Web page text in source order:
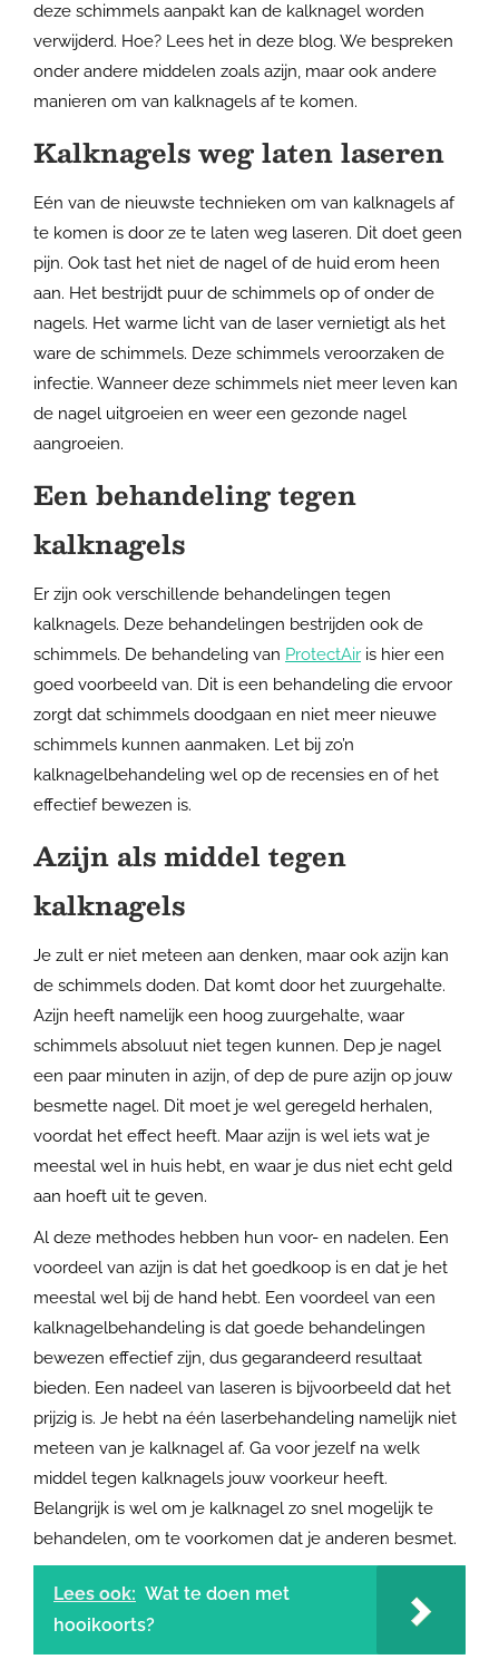
deze schimmels aanpakt kan de kalknagel worden
verwijderd. Hoe? Lees het in deze blog. We bespreken
onder andere middelen zoals azijn, maar ook andere
manieren om van kalknagels af te komen.
Kalknagels weg laten laseren
Eén van de nieuwste technieken om van kalknagels af
te komen is door ze te laten weg laseren. Dit doet geen
pijn. Ook tast het niet de nagel of de huid erom heen
aan. Het bestrijdt puur de schimmels op of onder de
nagels. Het warme licht van de laser vernietigt als het
ware de schimmels. Deze schimmels veroorzaken de
infectie. Wanneer deze schimmels niet meer leven kan
de nagel uitgroeien en weer een gezonde nagel
aangroeien.
Een behandeling tegen
kalknagels
Er zijn ook verschillende behandelingen tegen
kalknagels. Deze behandelingen bestrijden ook de
schimmels. De behandeling van ProtectAir is hier een
goed voorbeeld van. Dit is een behandeling die ervoor
zorgt dat schimmels doodgaan en niet meer nieuwe
schimmels kunnen aanmaken. Let bij zo’n
kalknagelbehandeling wel op de recensies en of het
effectief bewezen is.
Azijn als middel tegen
kalknagels
Je zult er niet meteen aan denken, maar ook azijn kan
de schimmels doden. Dat komt door het zuurgehalte.
Azijn heeft namelijk een hoog zuurgehalte, waar
schimmels absoluut niet tegen kunnen. Dep je nagel
een paar minuten in azijn, of dep de pure azijn op jouw
besmette nagel. Dit moet je wel geregeld herhalen,
voordat het effect heeft. Maar azijn is wel iets wat je
meestal wel in huis hebt, en waar je dus niet echt geld
aan hoeft uit te geven.
Al deze methodes hebben hun voor- en nadelen. Een
voordeel van azijn is dat het goedkoop is en dat je het
meestal wel bij de hand hebt. Een voordeel van een
kalknagelbehandeling is dat goede behandelingen
bewezen effectief zijn, dus gegarandeerd resultaat
bieden. Een nadeel van laseren is bijvoorbeeld dat het
prijzig is. Je hebt na één laserbehandeling namelijk niet
meteen van je kalknagel af. Ga voor jezelf na welk
middel tegen kalknagels jouw voorkeur heeft.
Belangrijk is wel om je kalknagel zo snel mogelijk te
behandelen, om te voorkomen dat je anderen besmet.
Lees ook: Wat te doen met
hooikoorts?